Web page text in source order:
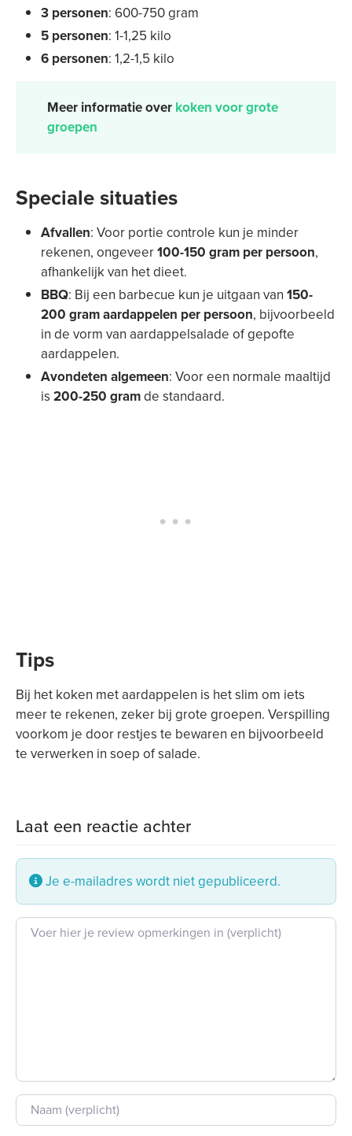
3 personen: 600-750 gram
5 personen: 1-1,25 kilo
6 personen: 1,2-1,5 kilo
Meer informatie over koken voor grote
groepen
Speciale situaties
Afvallen: Voor portie controle kun je minder
rekenen, ongeveer100-150 gram per persoon,
afhankelijk van het dieet.
BBQ: Bij een barbecue kun je uitgaan van 150-
200 gram aardappelen per persoon, bijvoorbeeld
in de vorm van aardappelsalade of gepofte
aardappelen.
Avondeten algemeen: Voor een normale maaltijd
is 200-250 gramde standaard.
Tips
Bij het koken met aardappelen is het slim om iets
meer te rekenen, zeker bij grote groepen. Verspilling
voorkom je door restjes te bewaren en bijvoorbeeld
te verwerken in soep of salade.
Laat een reactie achter
Je e-mailadres wordt niet gepubliceerd.
Beoordeling tekst
Naam